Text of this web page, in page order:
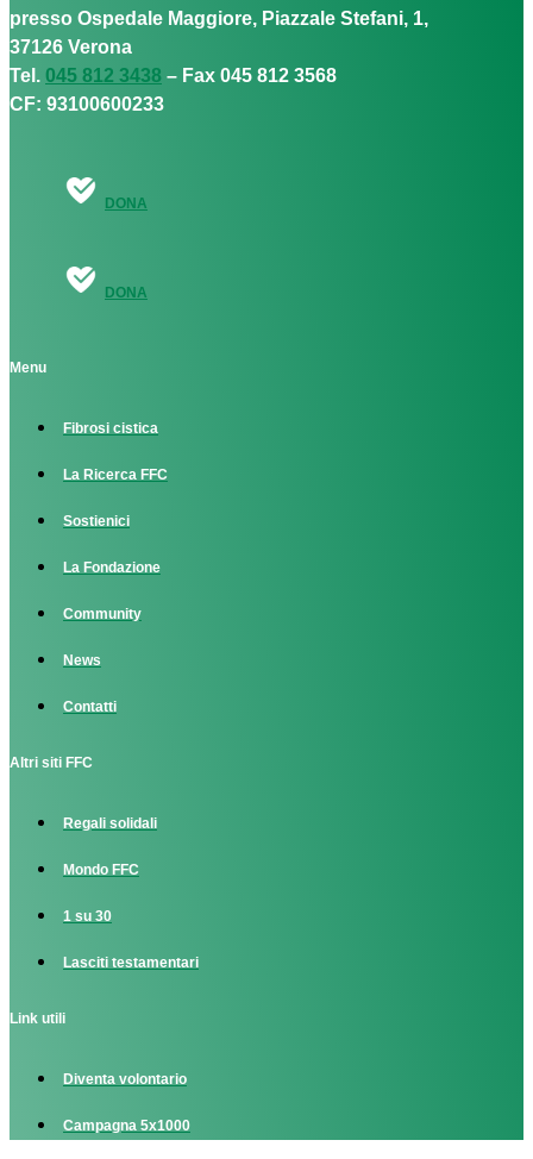
presso Ospedale Maggiore, Piazzale Stefani, 1,
37126 Verona
Tel. 045 812 3438 – Fax 045 812 3568
CF: 93100600233
DONA
DONA
Menu
Fibrosi cistica
La Ricerca FFC
Sostienici
La Fondazione
Community
News
Contatti
Altri siti FFC
Regali solidali
Mondo FFC
1 su 30
Lasciti testamentari
Link utili
Diventa volontario
Campagna 5x1000